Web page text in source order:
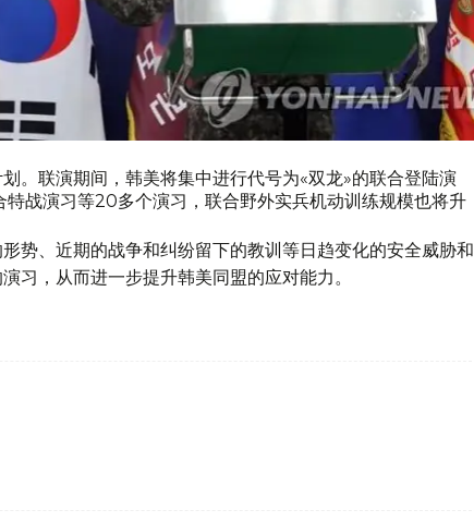
。联演期间，韩美将集中进行代号为«双龙»的联合登陆演
战演习等20多个演习，联合野外实兵机动训练规模也将升
势、近期的战争和纠纷留下的教训等日趋变化的安全威胁和
习，从而进一步提升韩美同盟的应对能力。